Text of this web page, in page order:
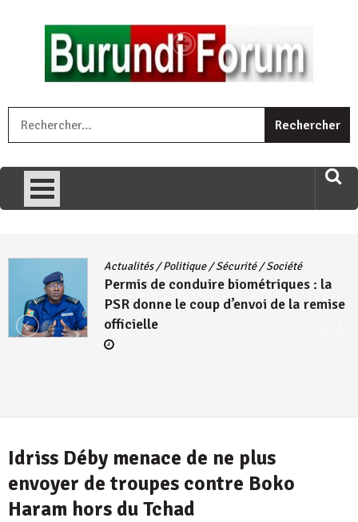
umariye umuryango wawe canke igihugu cakwibarutse .Wewe
uri ngaha ndagusigiye iki kibazo : Uriko ukora iki kugira ngo
Actualités/Politique/Sécurité/Société
Permis de conduire biométriques : la
PSR donne le coup d’envoi de la remise
officielle
Idriss Déby menace de ne plus
envoyer de troupes contre Boko
Haram hors du Tchad